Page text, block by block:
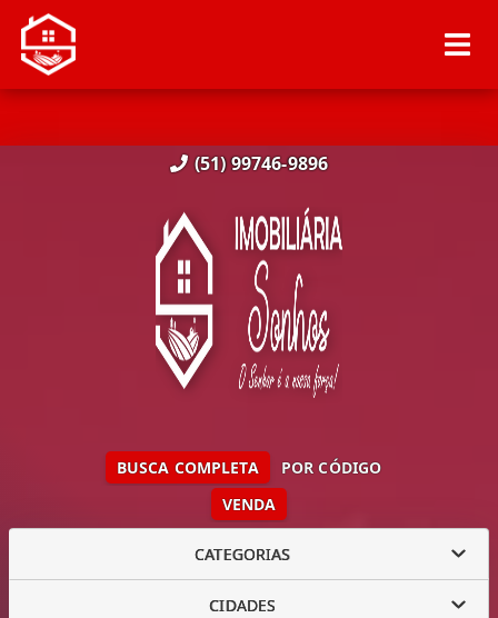
(51) 99746-9896
VENDA
BUSCA COMPLETA POR CÓDIGO
CATEGORIAS
CIDADES